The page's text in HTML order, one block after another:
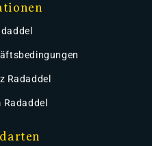
Radaddel